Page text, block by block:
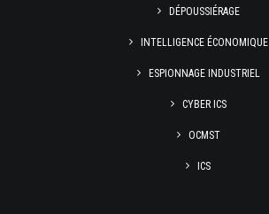
DÉPOUSSIÉRAGE
INTELLIGENCE ÉCONOMIQUE
ESPIONNAGE INDUSTRIEL
CYBER ICS
OCMST
ICS